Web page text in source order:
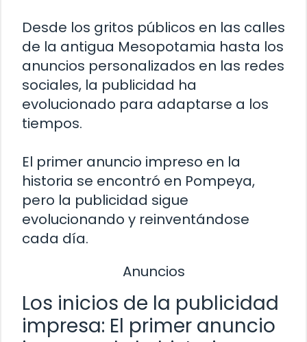
Desde los gritos públicos en las calles
de la antigua Mesopotamia hasta los
anuncios personalizados en las redes
sociales, la publicidad ha
evolucionado para adaptarse a los
tiempos.
El primer anuncio impreso en la
historia se encontró en Pompeya,
pero la publicidad sigue
evolucionando y reinventándose
cada día.
Anuncios
Los inicios de la publicidad
impresa: El primer anuncio